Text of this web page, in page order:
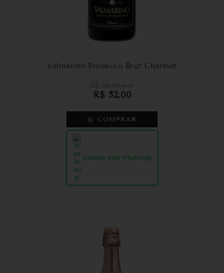
Valmarino Prosecco Brut Charmat
R$52,00
COMPRAR
Compre pelo WhatsApp